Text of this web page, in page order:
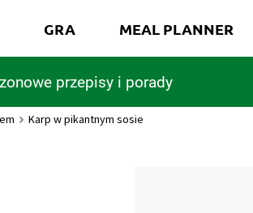
przepisy i porady
GRA MEAL PLANNER
Karp w pikantnym sosie